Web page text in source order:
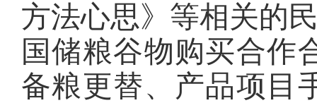
方法心思》等相关的
国储粮谷物购买合作
备粮更替、产品项目